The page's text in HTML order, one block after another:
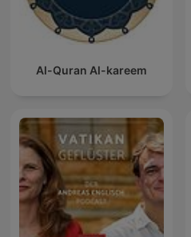
Al-Quran Al-kareem